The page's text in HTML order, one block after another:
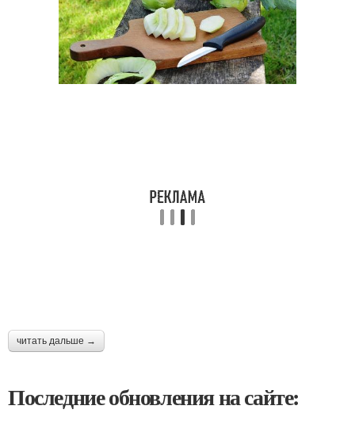
читать дальше →
Последние обновления на сайте: